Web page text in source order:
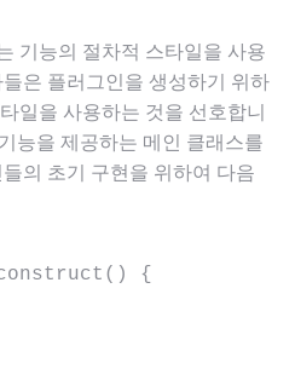
기능의 절차적 스타일을 사용
은 플러그인을 생성하기 위하
일을 사용하는 것을 선호합니
능을 제공하는 메인 클래스를
의 초기 구현을 위하여 다음
{